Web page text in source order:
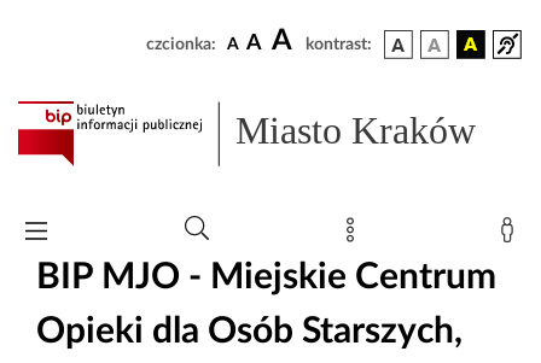
czcionka: A A A kontrast:
Miasto Kraków
BIP MJO - Miejskie Centrum
Opieki dla Osób Starszych,